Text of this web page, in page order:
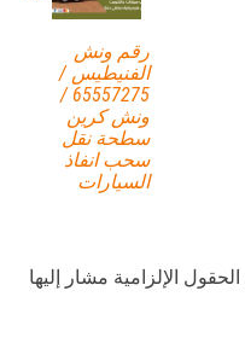
رقم ونش
الفنيطيس /
65557275 /
ونش كرين
سطحة نقل
سحب انفاذ
السيارات
الحقول الإلزامية مشار إليها